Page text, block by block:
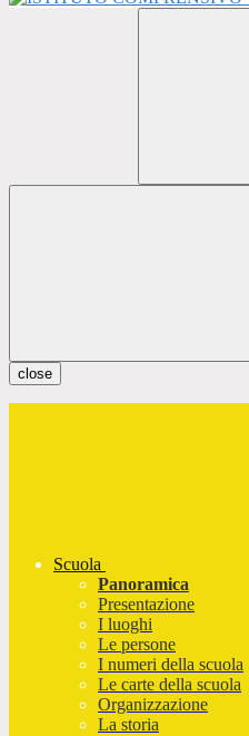
close
Scuola
Panoramica
Presentazione
I luoghi
Le persone
I numeri della scuola
Le carte della scuola
Organizzazione
La storia